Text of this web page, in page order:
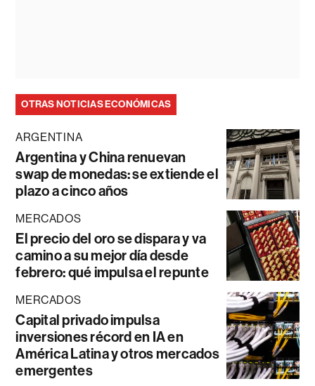
OTRAS NOTICIAS ECONÓMICAS
ARGENTINA
Argentina y China renuevan
swap de monedas: se extiende el
plazo a cinco años
MERCADOS
El precio del oro se dispara y va
camino a su mejor día desde
febrero: qué impulsa el repunte
MERCADOS
Capital privado impulsa
inversiones récord en IA en
América Latina y otros mercados
emergentes